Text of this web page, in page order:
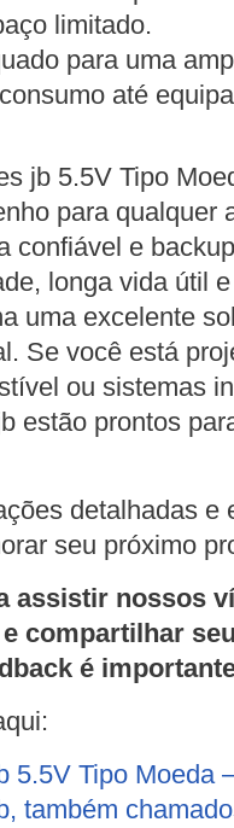
limitado.
para uma
até
jb 5.5V Tipo
para qualquer
confiável e
longa vida útil
uma excelente
Se você está
ou sistemas
estão prontos
detalhadas e
seu próximo
assistir nossos
compartilhar
é
5.5V Tipo Moeda
também